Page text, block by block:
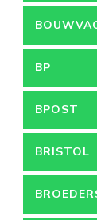
BP
BPOST
BRISTOL